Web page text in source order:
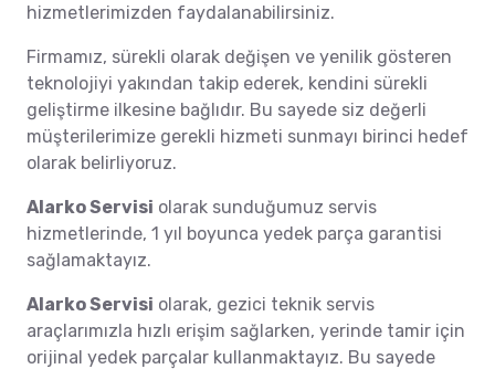
hizmetlerimizden faydalanabilirsiniz.
Firmamız, sürekli olarak değişen ve yenilik gösteren
teknolojiyi yakından takip ederek, kendini sürekli
geliştirme ilkesine bağlıdır. Bu sayede siz değerli
müşterilerimize gerekli hizmeti sunmayı birinci hedef
olarak belirliyoruz.
Alarko Servisi olarak sunduğumuz servis
hizmetlerinde, 1 yıl boyunca yedek parça garantisi
sağlamaktayız.
Alarko Servisi olarak, gezici teknik servis
araçlarımızla hızlı erişim sağlarken, yerinde tamir için
orijinal yedek parçalar kullanmaktayız. Bu sayede